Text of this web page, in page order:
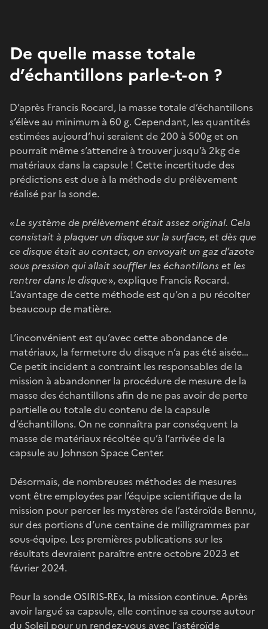
De quelle masse totale
d’échantillons parle-t-on ?
D’après Francis Rocard, la masse totale d’échantillons
s’élève au minimum à 60 g. Cependant, les quantités
estimées aujourd’hui seraient de 200 à 500g et on
pourrait même s’attendre à trouver jusqu’à 2kg de
matériaux dans la capsule ! Cette incertitude des
prédictions est due à la méthode du prélèvement
réalisé par la sonde.
«Le système de prélèvement était assez original. Cela
consistait à plaquer un disque sur la surface, et dès que
ce disque était au contact, on envoyait un gaz d’azote
sous pression qui allait souffler les échantillons et les
rentrer dans le disque», explique Francis Rocard.
L’avantage de cette méthode est qu’on a pu récolter
beaucoup de matière.
L’inconvénient est qu’avec cette abondance de
matériaux, la fermeture du disque n’a pas été aisée…
Ce petit incident a contraint les responsables de la
mission à abandonner la procédure de mesure de la
masse des échantillons afin de ne pas avoir de perte
partielle ou totale du contenu de la capsule
d’échantillons. On ne connaîtra par conséquent la
masse de matériaux récoltée qu’à l’arrivée de la
capsule au Johnson Space Center.
Désormais, de nombreuses méthodes de mesures
vont être employées par l’équipe scientifique de la
mission pour percer les mystères de l’astéroïde Bennu,
sur des portions d’une centaine de milligrammes par
sous-équipe. Les premières publications sur les
résultats devraient paraître entre octobre 2023 et
février 2024.
Pour la sonde OSIRIS-REx, la mission continue. Après
avoir largué sa capsule, elle continue sa course autour
du Soleil pour un rendez-vous avec l’astéroïde